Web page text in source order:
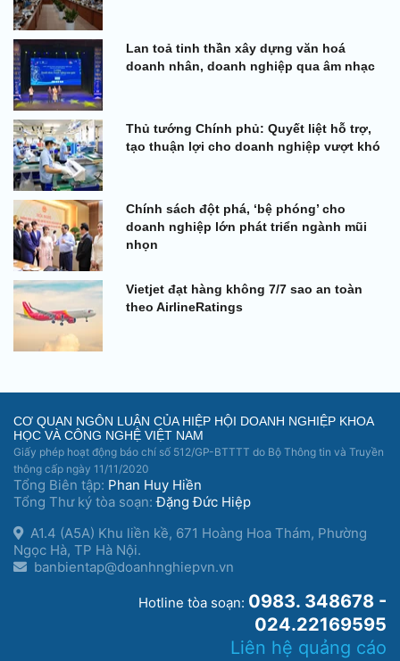
Lan toả tinh thần xây dựng văn hoá
doanh nhân, doanh nghiệp qua âm nhạc
Thủ tướng Chính phủ: Quyết liệt hỗ trợ,
tạo thuận lợi cho doanh nghiệp vượt khó
Chính sách đột phá, ‘bệ phóng’ cho
doanh nghiệp lớn phát triển ngành mũi
nhọn
Vietjet đạt hàng không 7/7 sao an toàn
theo AirlineRatings
CƠ QUAN NGÔN LUẬN CỦA HIỆP HỘI DOANH NGHIỆP KHOA
HỌC VÀ CÔNG NGHỆ VIỆT NAM
Giấy phép hoạt động báo chí số 512/GP-BTTTT do Bộ Thông tin và Truyền
thông cấp ngày 11/11/2020
Tổng Biên tập: Phan Huy Hiền
Tổng Thư ký tòa soạn:Đặng Đức Hiệp
A1.4 (A5A) Khu liền kề, 671 Hoàng Hoa Thám, Phường
Ngọc Hà, TP Hà Nội.
banbientap@doanhnghiepvn.vn
Hotline tòa soạn: 0983. 348678 -
024.22169595
Liên hệ quảng cáo